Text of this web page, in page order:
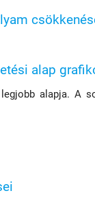
alap
alapja. A